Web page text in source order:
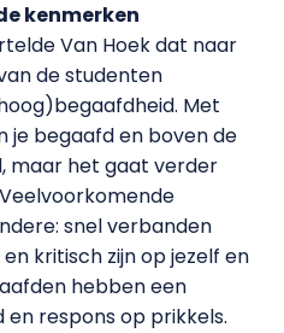
kenmerken
Van Hoek dat naar
de studenten
Met
je begaafd en boven de
maar het gaat verder
snel verbanden
kritisch zijn op jezelf en
hebben een
respons op prikkels.